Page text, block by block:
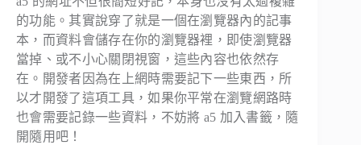
的功能。其實說穿了就是一個在瀏覽器內的記事
本，而資料會儲存在你的瀏覽器裡，即使瀏覽器
當掉、或不小心關閉視窗，這些內容也依然存
在。開發者因為在上網時需要記下一些東西，所
以才開發了這項工具，如果你平常在瀏覽網路時
也會需要記錄一些資料，不妨將 a5 加入書籤，隨
開隨用吧！